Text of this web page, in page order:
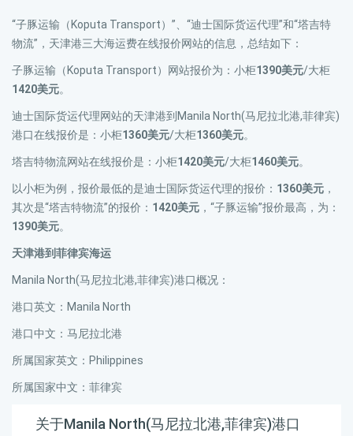
“子豚运输（Koputa Transport）”、“迪士国际货运代理”和“塔吉特
物流”，天津港三大海运费在线报价网站的信息，总结如下：
子豚运输（Koputa Transport）网站报价为：小柜1390美元/大柜
1420美元。
迪士国际货运代理网站的天津港到Manila North(马尼拉北港,菲律宾)
港口在线报价是：小柜1360美元/大柜1360美元。
塔吉特物流网站在线报价是：小柜1420美元/大柜1460美元。
以小柜为例，报价最低的是迪士国际货运代理的报价： 1360美元 ，
其次是“塔吉特物流”的报价： 1420美元 ，“子豚运输”报价最高，为：
1390美元。
天津港到菲律宾海运
Manila North(马尼拉北港,菲律宾)港口概况：
港口英文：Manila North
港口中文：马尼拉北港
所属国家英文：Philippines
所属国家中文：菲律宾
关于Manila North(马尼拉北港,菲律宾)港口